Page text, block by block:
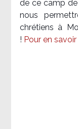
de ce camp
nous
chrétiens à
! Pour en